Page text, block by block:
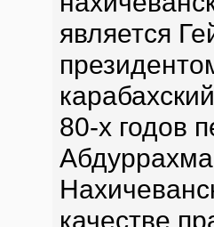
является
80-х годов
качестве